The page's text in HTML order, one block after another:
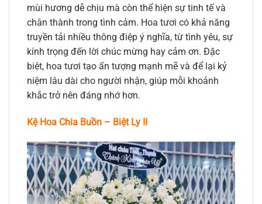
mùi hương dễ chịu mà còn thể hiện sự tinh tế và
chân thành trong tình cảm. Hoa tươi có khả năng
truyền tải nhiều thông điệp ý nghĩa, từ tình yêu, sự
kính trọng đến lời chúc mừng hay cảm ơn. Đặc
biệt, hoa tươi tạo ấn tượng mạnh mẽ và để lại kỷ
niệm lâu dài cho người nhận, giúp mỗi khoảnh
khắc trở nên đáng nhớ hơn.
Kệ Hoa Chia Buồn – Biệt Ly II